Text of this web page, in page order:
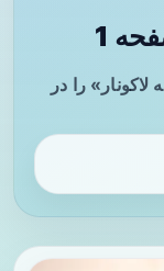
1
را در